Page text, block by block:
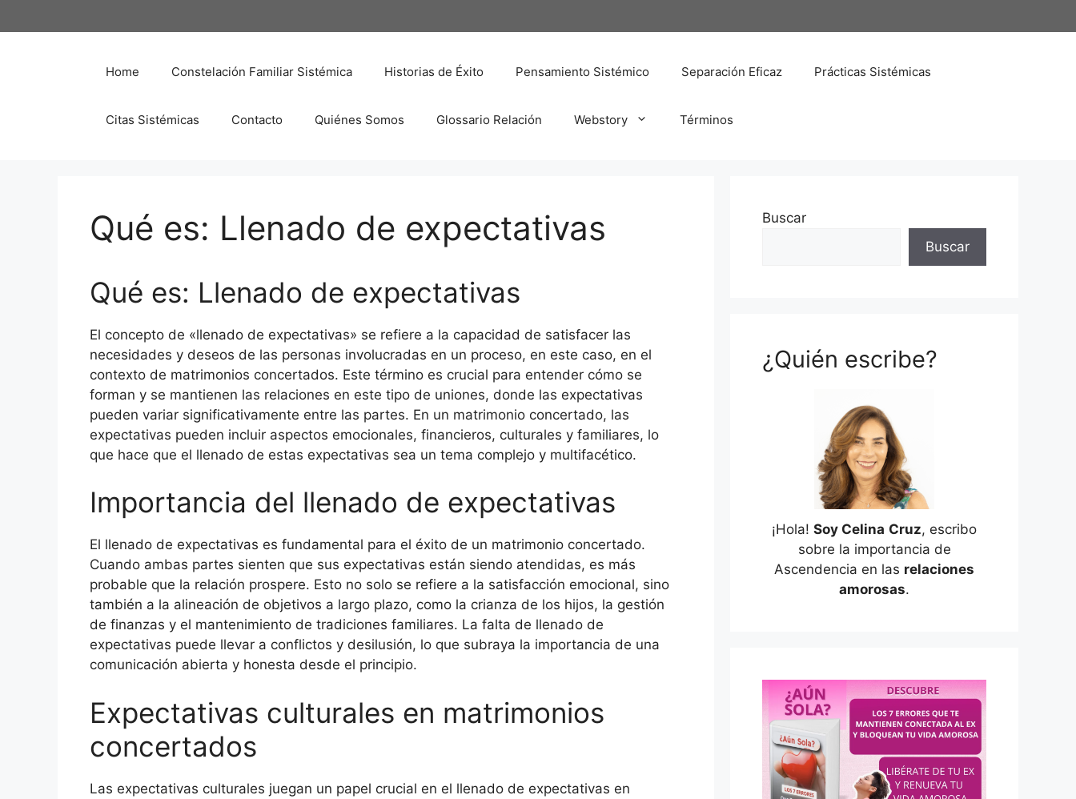
al
Home Constelación Familiar Sistémica Historias de Éxito Pensamiento Sistémico Separación Eficaz Prácticas Sistémicas
Citas Sistémicas Contacto Quiénes Somos Glossario Relación Webstory Términos
Qué es: Llenado de expectativas
Qué es: Llenado de expectativas
El concepto de «llenado de expectativas» se refiere a la capacidad de satisfacer las
necesidades y deseos de las personas involucradas en un proceso, en este caso, en el
contexto de matrimonios concertados. Este término es crucial para entender cómo se
forman y se mantienen las relaciones en este tipo de uniones, donde las expectativas
pueden variar significativamente entre las partes. En un matrimonio concertado, las
expectativas pueden incluir aspectos emocionales, financieros, culturales y familiares, lo
que hace que el llenado de estas expectativas sea un tema complejo y multifacético.
Importancia del llenado de expectativas
El llenado de expectativas es fundamental para el éxito de un matrimonio concertado.
Cuando ambas partes sienten que sus expectativas están siendo atendidas, es más
probable que la relación prospere. Esto no solo se refiere a la satisfacción emocional, sino
también a la alineación de objetivos a largo plazo, como la crianza de los hijos, la gestión
de finanzas y el mantenimiento de tradiciones familiares. La falta de llenado de
expectativas puede llevar a conflictos y desilusión, lo que subraya la importancia de una
comunicación abierta y honesta desde el principio.
Expectativas culturales en matrimonios
concertados
Las expectativas culturales juegan un papel crucial en el llenado de expectativas en
Buscar
Buscar
¿Quién escribe?
¡Hola! Soy Celina Cruz, escribo
sobre la importancia de
Ascendencia en las relaciones
amorosas.